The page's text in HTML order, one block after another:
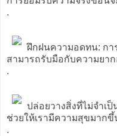
.
ฝึกฝนความอดทน: กา
สามารถรับมือกับความยา
.
ปล่อยวางสิ่งที่ไม่จำเป็
ช่วยให้เรามีความสุขมากขึ้
.